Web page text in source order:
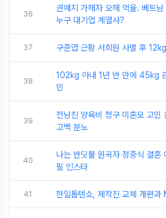
36
권예지 가해자 오해 억울. 베트
누구 대기업 계열사?
37 구준엽 근황 서희원 사별 후
38
102kg 아내 1년 반 만에 45kg
민
39
전남친 양육비 청구 미혼모 고민
고백 분노
40
나는 반딧불 원곡자 정중식 결혼
필 인스타
41 한일톱텐쇼, 제작진 교체 개편과